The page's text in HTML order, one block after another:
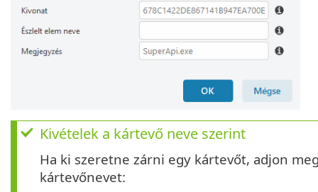
Kivételek a kártevő neve szerint
Ha ki szeretne zárni egy kártevőt, adjon
kártevőnevet: